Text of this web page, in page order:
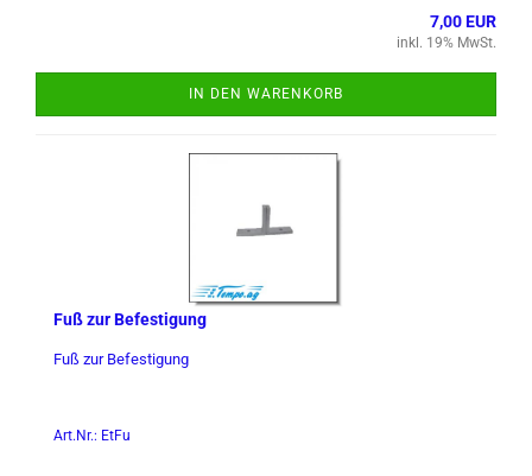
7,00 EUR
inkl. 19% MwSt.
IN DEN WARENKORB
Fuß zur Be­fes­ti­gung
Fuß zur Be­fes­ti­gung
Art.Nr.: EtFu